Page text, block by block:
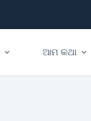
ଆମ କଥା